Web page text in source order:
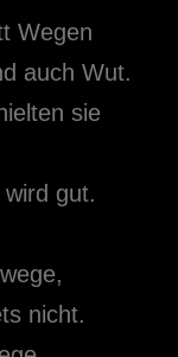
Wegen
auch Wut.
sie
gut.
nicht.